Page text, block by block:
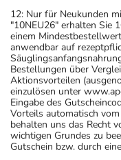
12: Nur für Neukunden
"10NEU26" erhalten Sie
einem
anwendbar auf
Bestellungen über
Aktionsvorteilen
einzulösen unter
Eingabe des
Vorteils automatisch
behalten uns das Recht
wichtigen Grundes zu
Gutschein bzw. durch